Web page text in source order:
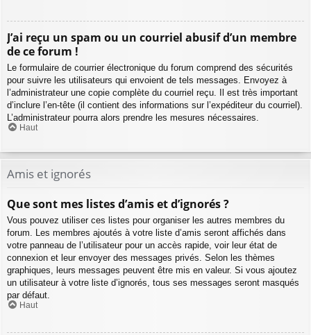
J’ai reçu un spam ou un courriel abusif d’un membre
de ce forum !
Le formulaire de courrier électronique du forum comprend des sécurités
pour suivre les utilisateurs qui envoient de tels messages. Envoyez à
l’administrateur une copie complète du courriel reçu. Il est très important
d’inclure l’en-tête (il contient des informations sur l’expéditeur du courriel).
L’administrateur pourra alors prendre les mesures nécessaires.
Haut
Amis et ignorés
Que sont mes listes d’amis et d’ignorés ?
Vous pouvez utiliser ces listes pour organiser les autres membres du
forum. Les membres ajoutés à votre liste d’amis seront affichés dans
votre panneau de l’utilisateur pour un accès rapide, voir leur état de
connexion et leur envoyer des messages privés. Selon les thèmes
graphiques, leurs messages peuvent être mis en valeur. Si vous ajoutez
un utilisateur à votre liste d’ignorés, tous ses messages seront masqués
par défaut.
Haut